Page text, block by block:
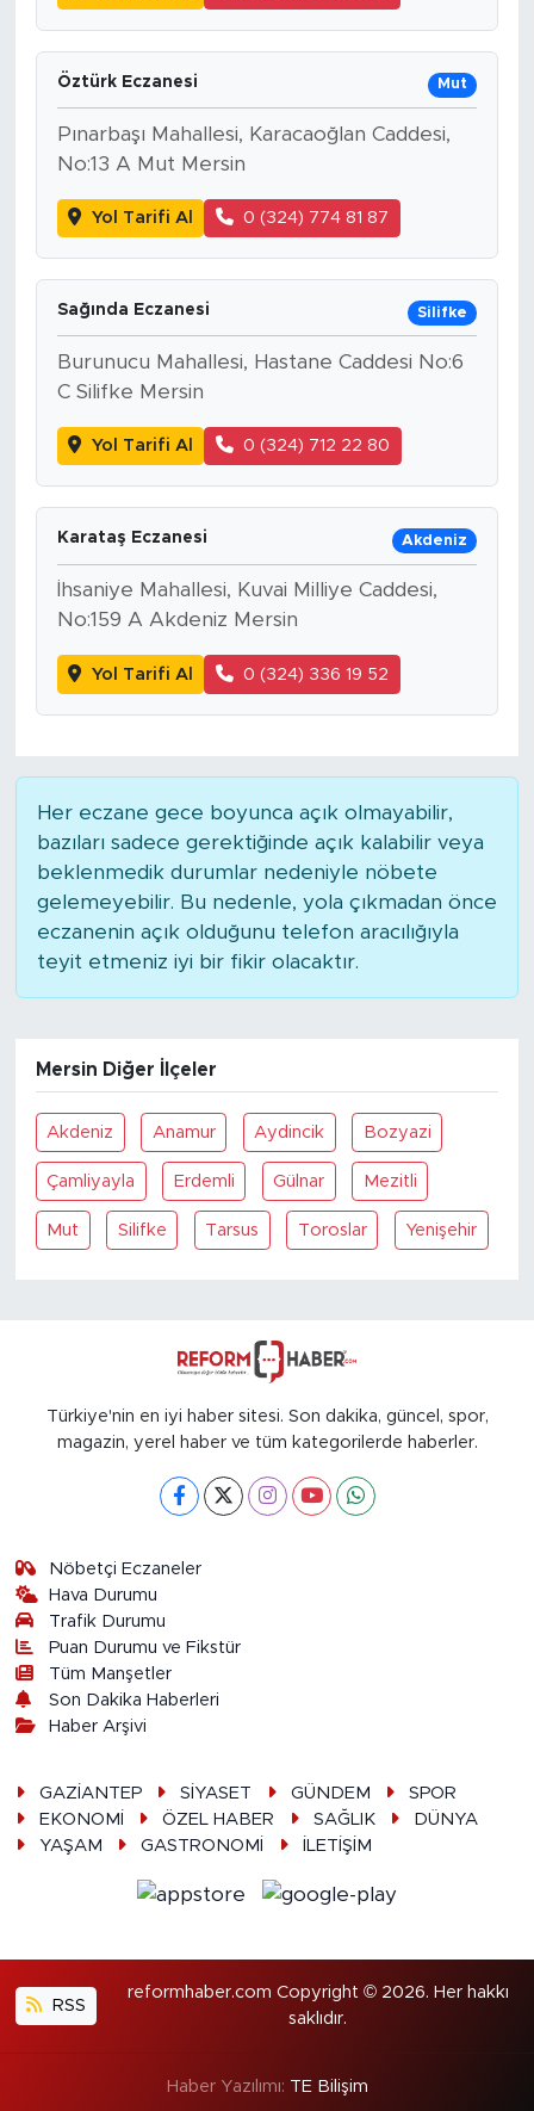
Öztürk Eczanesi Mut
Pınarbaşı Mahallesi, Karacaoğlan Caddesi,
No:13 A Mut Mersin
Yol Tarifi Al 0 (324) 774 81 87
Sağında Eczanesi Silifke
Burunucu Mahallesi, Hastane Caddesi No:6
C Silifke Mersin
Yol Tarifi Al 0 (324) 712 22 80
Karataş Eczanesi Akdeniz
İhsaniye Mahallesi, Kuvai Milliye Caddesi,
No:159 A Akdeniz Mersin
Yol Tarifi Al 0 (324) 336 19 52
Her eczane gece boyunca açık olmayabilir,
bazıları sadece gerektiğinde açık kalabilir veya
beklenmedik durumlar nedeniyle nöbete
gelemeyebilir. Bu nedenle, yola çıkmadan önce
eczanenin açık olduğunu telefon aracılığıyla
teyit etmeniz iyi bir fikir olacaktır.
Mersin Diğer İlçeler
Akdeniz Anamur Aydincik Bozyazi
Çamliyayla Erdemli Gülnar Mezitli
Mut Silifke Tarsus Toroslar Yenişehir
Türkiye'nin en iyi haber sitesi. Son dakika, güncel, spor,
magazin, yerel haber ve tüm kategorilerde haberler.
Nöbetçi Eczaneler
Hava Durumu
Trafik Durumu
Puan Durumu ve Fikstür
Tüm Manşetler
Son Dakika Haberleri
Haber Arşivi
GAZİANTEP SİYASET GÜNDEM
SPOR
EKONOMİ
ÖZEL HABER SAĞLIK
DÜNYA
YAŞAM
GASTRONOMİ İLETİŞİM
RSS
reformhaber.com Copyright © 2026. Her hakkı
saklıdır.
Haber Yazılımı: TE Bilişim